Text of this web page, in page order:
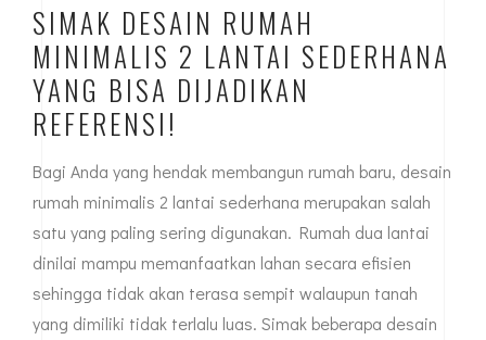
SIMAK DESAIN RUMAH
MINIMALIS 2 LANTAI SEDERHANA
YANG BISA DIJADIKAN
REFERENSI!
Bagi Anda yang hendak membangun rumah baru, desain
rumah minimalis 2 lantai sederhana merupakan salah
satu yang paling sering digunakan. Rumah dua lantai
dinilai mampu memanfaatkan lahan secara efisien
sehingga tidak akan terasa sempit walaupun tanah
yang dimiliki tidak terlalu luas. Simak beberapa desain